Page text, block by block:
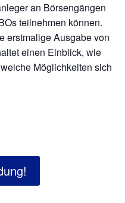
an Börsengängen
teilnehmen können.
erstmalige Ausgabe von
einen Einblick, wie
Möglichkeiten sich